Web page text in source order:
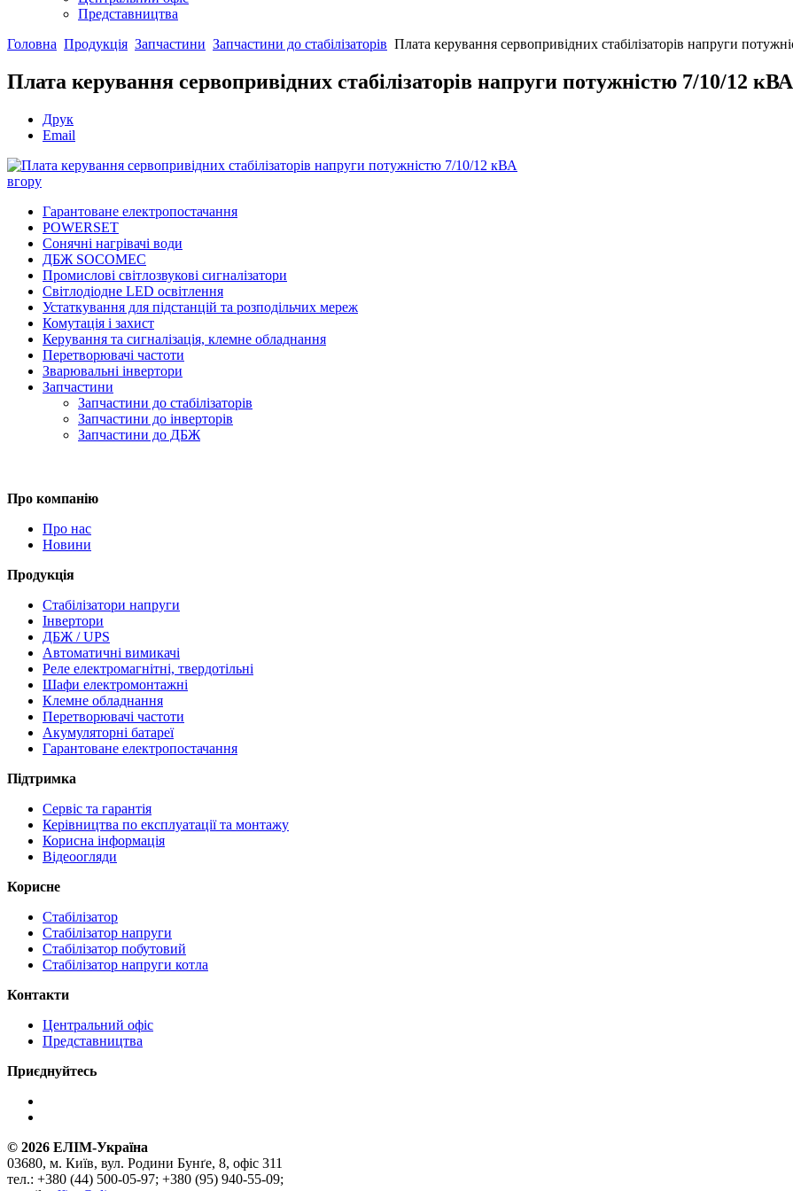
Представництва
Головна Продукція Запчастини Запчастини до стабілізаторів Плата керування сервопривідних стабілізаторів напруги
Плата керування сервопривідних стабілізаторів напруги потужністю 7/10/12 кВА
Друк
Email
вгору
Гарантоване електропостачання
POWERSET
Сонячні нагрівачі води
ДБЖ SOCOMEC
Промислові світлозвукові сигналізатори
Світлодіодне LED освітлення
Устаткування для підстанцій та розподільчих мереж
Комутація і захист
Керування та сигналізація, клемне обладнання
Перетворювачі частоти
Зварювальні інвертори
Запчастини
Запчастини до стабілізаторів
Запчастини до інверторів
Запчастини до ДБЖ
Про компанію
Про нас
Новини
Продукція
Стабілізатори напруги
Інвертори
ДБЖ / UPS
Автоматичні вимикачі
Реле електромагнітні, твердотільні
Шафи електромонтажні
Клемне обладнання
Перетворювачі частоти
Акумуляторні батареї
Гарантоване електропостачання
Підтримка
Сервіс та гарантія
Керівництва по експлуатації та монтажу
Корисна інформація
Відеоогляди
Корисне
Стабілізатор
Стабілізатор напруги
Стабілізатор побутовий
Стабілізатор напруги котла
Контакти
Центральний офіс
Представництва
Приєднуйтесь
© 2026 ЕЛІМ-Україна
03680, м. Київ, вул. Родини Бунґе, 8, офіс 311
тел.: +380 (44) 500-05-97; +380 (95) 940-55-09;